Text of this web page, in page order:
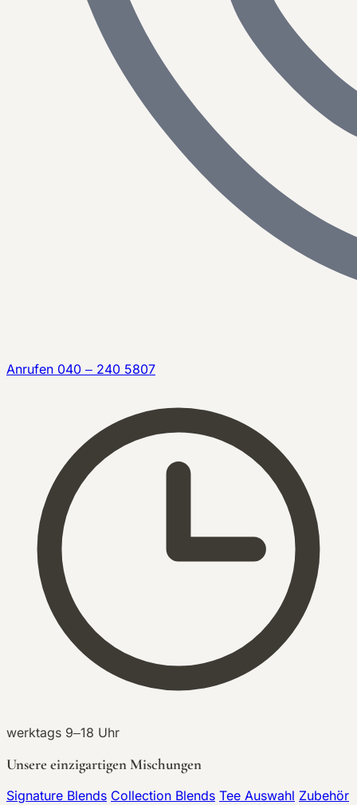
Anrufen 040 – 240 5807
werktags 9–18 Uhr
Unsere einzigartigen Mischungen
Signature Blends Collection Blends Tee Auswahl Zubehör